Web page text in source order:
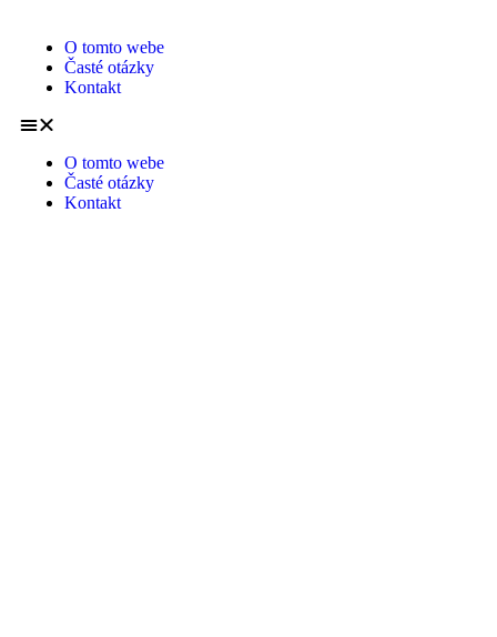
O tomto webe
Časté otázky
Kontakt
O tomto webe
Časté otázky
Kontakt